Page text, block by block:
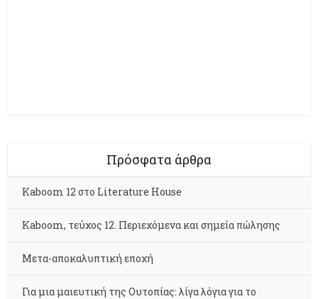
Πρόσφατα άρθρα
Kaboom 12 στο Literature House
Kaboom, τεύχος 12. Περιεχόμενα και σημεία πώλησης
Μετα-αποκαλυπτική εποχή
Για μια μαιευτική της Ουτοπίας: λίγα λόγια για το